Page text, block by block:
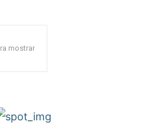
mostrar